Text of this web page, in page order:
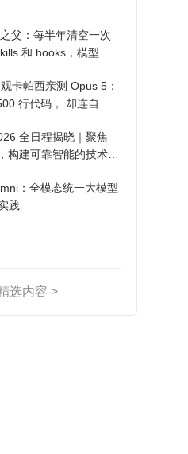
父：每半年清空一次
和 hooks，模型自
卡帕西亲测 Opus 5：
行代码， 却连自己
全日程揭晓｜聚焦
构建可靠智能的技术路
：全模态统一大模型
践
选内容 >